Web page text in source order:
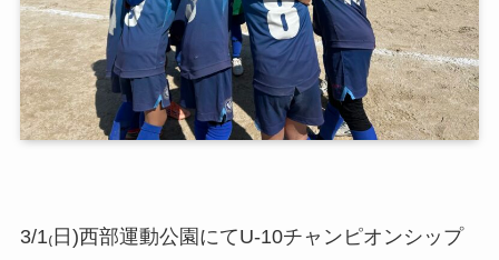
3/1₍日)西部運動公園にてU-10チャンピオンシップ